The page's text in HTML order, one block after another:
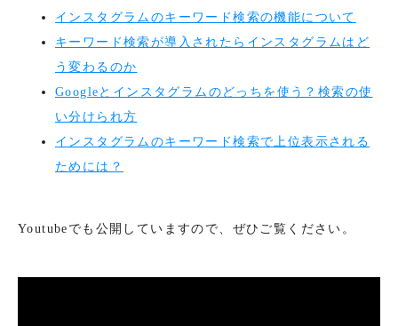
インスタグラムのキーワード検索の機能について
キーワード検索が導入されたらインスタグラムはど
う変わるのか
Googleとインスタグラムのどっちを使う？検索の使
い分けられ方
インスタグラムのキーワード検索で上位表示される
ためには？
Youtubeでも公開していますので、ぜひご覧ください。